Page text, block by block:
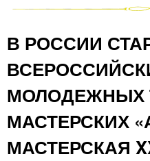
В РОССИИ
МОЛОДЕЖНЫХ
МАСТЕРСКИХ
МАСТЕРСКАЯ